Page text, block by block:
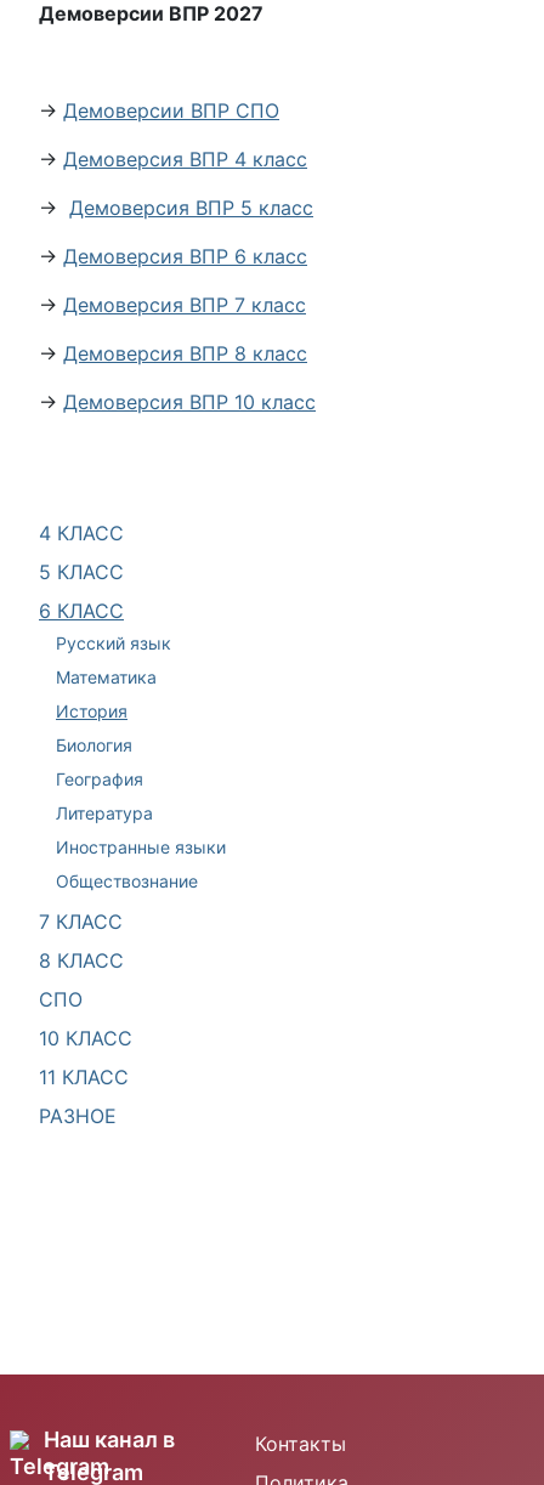
4 КЛАСС
5 КЛАСС
6 КЛАСС
Русский язык
Математика
История
Биология
География
Литература
Иностранные языки
Обществознание
7 КЛАСС
8 КЛАСС
СПО
10 КЛАСС
11 КЛАСС
РАЗНОЕ
Демоверсии ВПР 2027
→ Демоверсии ВПР СПО
→ Демоверсия ВПР 4 класс
→ Демоверсия ВПР 5 класс
→ Демоверсия ВПР 6 класс
→ Демоверсия ВПР 7 класс
→ Демоверсия ВПР 8 класс
→ Демоверсия ВПР 10 класс
Наш канал в
Telegram
Контакты